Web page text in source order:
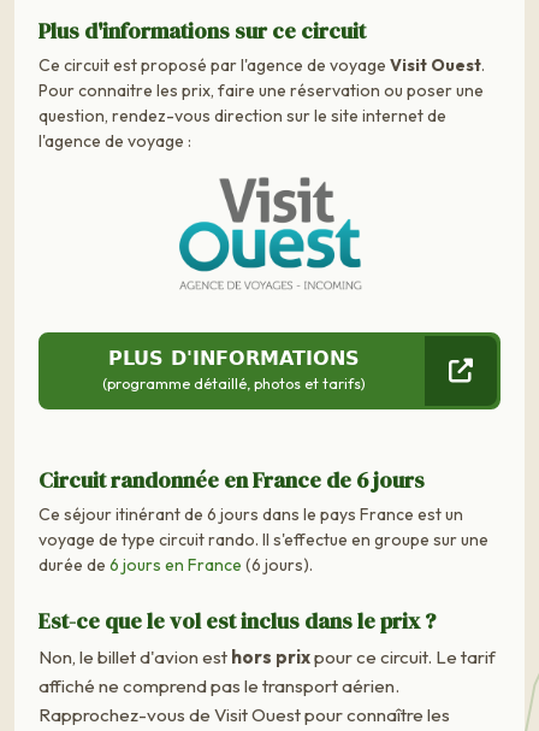
Plus d'informations sur ce circuit
Ce circuit est proposé par l'agence de voyage Visit Ouest.
Pour connaitre les prix, faire une réservation ou poser une
question, rendez-vous direction sur le site internet de
l'agence de voyage :
PLUS D'INFORMATIONS
(programme détaillé, photos et tarifs)
Circuit randonnée en France de 6 jours
Ce séjour itinérant de 6 jours dans le pays France est un
voyage de type circuit rando. Il s'effectue en groupe sur une
durée de 6 jours en France (6 jours).
Est-ce que le vol est inclus dans le prix ?
Non, le billet d'avion est hors prixpour ce circuit. Le tarif
affiché ne comprend pas le transport aérien.
Rapprochez-vous de Visit Ouest pour connaître les